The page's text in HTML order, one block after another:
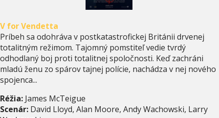
V for Vendetta
Príbeh sa odohráva v postkatastrofickej Británii drvenej
totalitným režimom. Tajomný pomstiteľ vedie tvrdý
odhodlaný boj proti totalitnej spoločnosti. Keď zachráni
mladú ženu zo spárov tajnej polície, nachádza v nej nového
spojenca...
Réžia: James McTeigue
Scenár: David Lloyd, Alan Moore, Andy Wachowski, Larry